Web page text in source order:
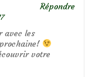
avec les
votre
Répondre